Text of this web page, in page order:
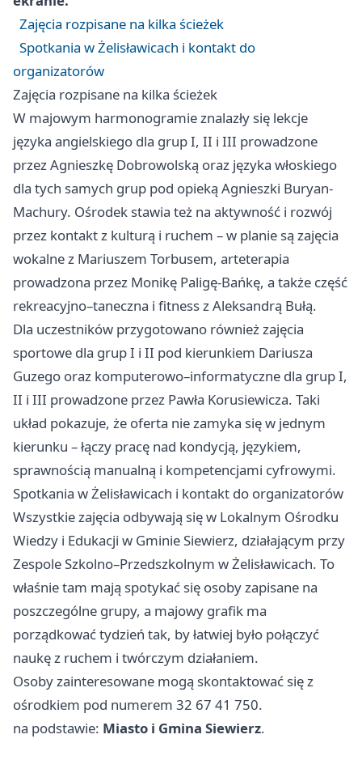
Zajęcia rozpisane na kilka ścieżek
Spotkania w Żelisławicach i kontakt do
organizatorów
Zajęcia rozpisane na kilka ścieżek
W majowym harmonogramie znalazły się lekcje
języka angielskiego dla grup I, II i III prowadzone
przez Agnieszkę Dobrowolską oraz języka włoskiego
dla tych samych grup pod opieką Agnieszki Buryan-
Machury. Ośrodek stawia też na aktywność i rozwój
przez kontakt z kulturą i ruchem – w planie są zajęcia
wokalne z Mariuszem Torbusem, arteterapia
prowadzona przez Monikę Paligę-Bańkę, a także część
rekreacyjno–taneczna i fitness z Aleksandrą Bułą.
Dla uczestników przygotowano również zajęcia
sportowe dla grup I i II pod kierunkiem Dariusza
Guzego oraz komputerowo–informatyczne dla grup I,
II i III prowadzone przez Pawła Korusiewicza. Taki
układ pokazuje, że oferta nie zamyka się w jednym
kierunku – łączy pracę nad kondycją, językiem,
sprawnością manualną i kompetencjami cyfrowymi.
Spotkania w Żelisławicach i kontakt do organizatorów
Wszystkie zajęcia odbywają się w Lokalnym Ośrodku
Wiedzy i Edukacji w Gminie Siewierz, działającym przy
Zespole Szkolno–Przedszkolnym w Żelisławicach. To
właśnie tam mają spotykać się osoby zapisane na
poszczególne grupy, a majowy grafik ma
porządkować tydzień tak, by łatwiej było połączyć
naukę z ruchem i twórczym działaniem.
Osoby zainteresowane mogą skontaktować się z
ośrodkiem pod numerem 32 67 41 750.
na podstawie: Miasto i Gmina Siewierz.